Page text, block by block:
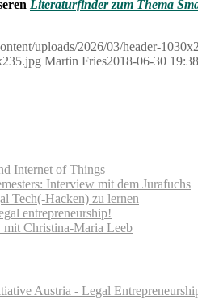
Literaturfinder zum Thema
uploads/2026/03/header-
Martin Fries2018-06-30
Internet of Things
Interview mit dem Jurafuchs
Tech(-Hacken) zu lernen
entrepreneurship!
Christina-Maria Leeb
Austria - Legal